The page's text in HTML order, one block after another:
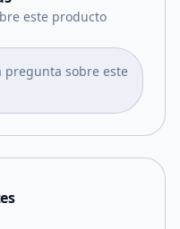
este producto
pregunta sobre este